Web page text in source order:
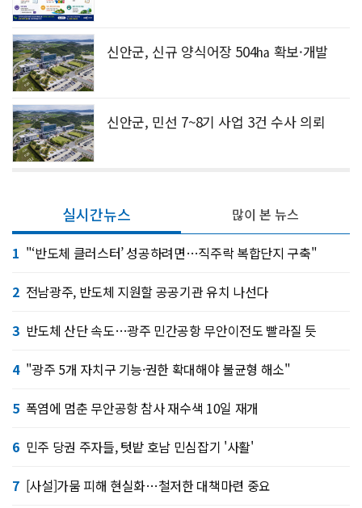
신안군, 신규 양식어장 504㏊ 확보·개발
신안군, 민선 7~8기 사업 3건 수사 의뢰
실시간뉴스
1 "‘반도체 클러스터’ 성공하려면…직주락 복합단지 구축"
2 전남광주, 반도체 지원할 공공기관 유치 나선다
3 반도체 산단 속도…광주 민간공항 무안이전도 빨라질 듯
4 "광주 5개 자치구 기능·권한 확대해야 불균형 해소"
5 폭염에 멈춘 무안공항 참사 재수색 10일 재개
6 민주 당권 주자들, 텃밭 호남 민심잡기 '사활'
7 [사설]가뭄 피해 현실화…철저한 대책마련 중요
많이 본 뉴스